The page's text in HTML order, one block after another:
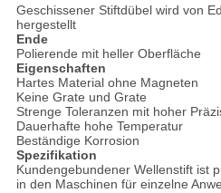
Geschissener Stiftdübel wird von
hergestellt
Ende
Polierende mit heller Oberfläche
Eigenschaften
Hartes Material ohne Magneten
Keine Grate und Grate
Strenge Toleranzen mit hoher
Dauerhafte hohe Temperatur
Beständige Korrosion
Spezifikation
Kundengebundener Wellenstift ist
in den Maschinen für einzelne